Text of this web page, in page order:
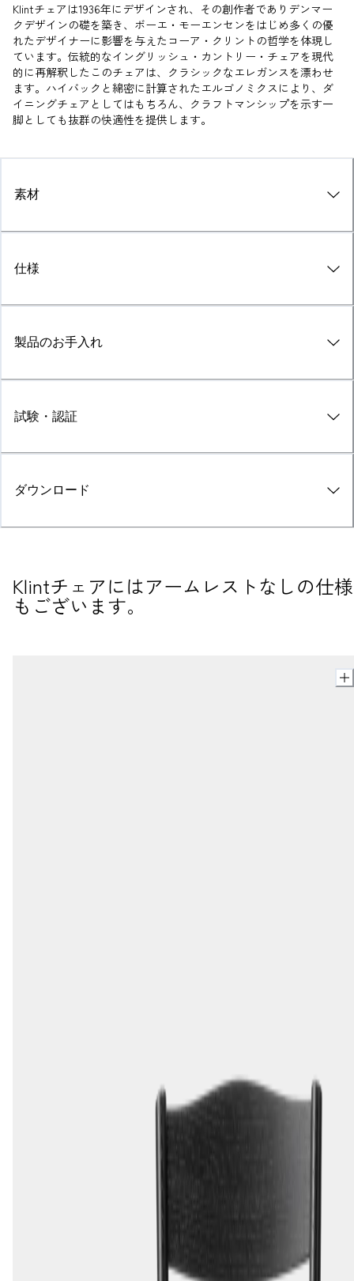
Klintチェアは1936年にデザインされ、その創作者でありデンマー
クデザインの礎を築き、ボーエ・モーエンセンをはじめ多くの優
れたデザイナーに影響を与えたコーア・クリントの哲学を体現し
ています。伝統的なイングリッシュ・カントリー・チェアを現代
的に再解釈したこのチェアは、クラシックなエレガンスを漂わせ
ます。ハイバックと綿密に計算されたエルゴノミクスにより、ダ
イニングチェアとしてはもちろん、クラフトマンシップを示す一
脚としても抜群の快適性を提供します。
素材
仕様
製品のお手入れ
試験・認証
ダウンロード
Klintチェアにはアームレストなしの仕様
もございます。